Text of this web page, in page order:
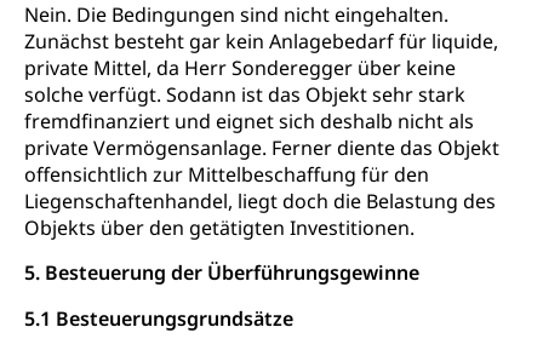
Nein. Die Bedingungen sind nicht eingehalten.
Zunächst besteht gar kein Anlagebedarf für liquide,
private Mittel, da Herr Sonderegger über keine
solche verfügt. Sodann ist das Objekt sehr stark
fremdfinanziert und eignet sich deshalb nicht als
private Vermögensanlage. Ferner diente das Objekt
offensichtlich zur Mittelbeschaffung für den
Liegenschaftenhandel, liegt doch die Belastung des
Objekts über den getätigten Investitionen.
5. Besteuerung der Überführungsgewinne
5.1 Besteuerungsgrundsätze